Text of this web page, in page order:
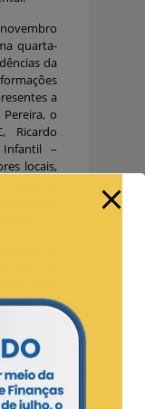
quarta-
da
a
Pereira, o
Ricardo
Infantil –
locais,
de
Local
de Anos
Tatiane
serão
meses
Odete e